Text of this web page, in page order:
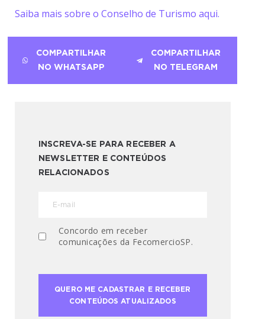
Saiba mais sobre o Conselho de Turismo aqui.
COMPARTILHAR
NO WHATSAPP
COMPARTILHAR
NO TELEGRAM
INSCREVA-SE PARA RECEBER A
NEWSLETTER E CONTEÚDOS
RELACIONADOS
Concordo em receber
comunicações da FecomercioSP.